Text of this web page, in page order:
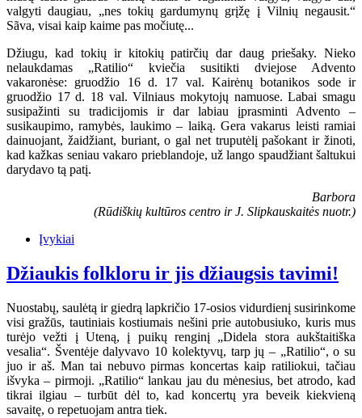
valgyti daugiau, „nes tokių gardumynų grįžę į Vilnių negausit.“
Sãva, visai kaip kaime pas močiutę...
Džiugu, kad tokių ir kitokių patirčių dar daug priešaky. Nieko
nelaukdamas „Ratilio“ kviečia susitikti dviejose Advento
vakaronėse: gruodžio 16 d. 17 val. Kairėnų botanikos sode ir
gruodžio 17 d. 18 val. Vilniaus mokytojų namuose. Labai smagu
susipažinti su tradicijomis ir dar labiau įprasminti Advento –
susikaupimo, ramybės, laukimo – laiką. Gera vakarus leisti ramiai
dainuojant, žaidžiant, buriant, o gal net truputėlį pašokant ir žinoti,
kad kažkas seniau vakaro prieblandoje, už lango spaudžiant šaltukui
darydavo tą patį.
Barbora
(Rūdiškių kultūros centro ir J. Slipkauskaitės nuotr.)
Įvykiai
Džiaukis folkloru ir jis džiaugsis tavimi!
Nuostabų, saulėtą ir giedrą lapkričio 17-osios vidurdienį susirinkome
visi gražūs, tautiniais kostiumais nešini prie autobusiuko, kuris mus
turėjo vežti į Uteną, į puikų renginį „Didela stora aukštaitiška
vesalia“. Šventėje dalyvavo 10 kolektyvų, tarp jų – „Ratilio“, o su
juo ir aš. Man tai nebuvo pirmas koncertas kaip ratiliokui, tačiau
išvyka – pirmoji. „Ratilio“ lankau jau du mėnesius, bet atrodo, kad
tikrai ilgiau – turbūt dėl to, kad koncertų yra beveik kiekvieną
savaitę, o repetuojam antra tiek.